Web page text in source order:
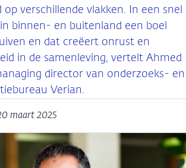
op verschillende vlakken. In een snel
binnen- en buitenland een boel
en dat creëert onrust en
in de samenleving, vertelt Ahmed
director van onderzoeks- en
Verian.
maart 2025